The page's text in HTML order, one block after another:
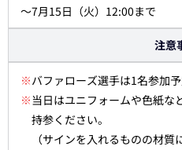
～7月15日（火）12:00まで
注意
※バファローズ選手は1名参加予
※当日はユニフォームや色紙な
持参ください。
（サインを入れるものの材